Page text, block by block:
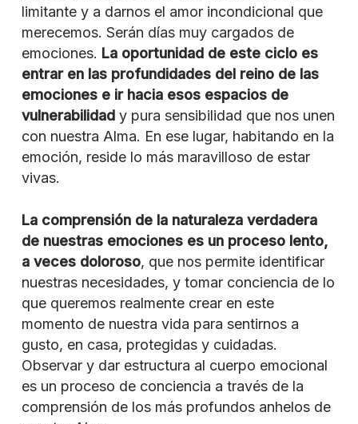
limitante y a darnos el amor incondicional que
merecemos. Serán días muy cargados de
emociones. La oportunidad de este ciclo es
entrar en las profundidades del reino de las
emociones e ir hacia esos espacios de
vulnerabilidady pura sensibilidad que nos unen
con nuestra Alma. En ese lugar, habitando en la
emoción, reside lo más maravilloso de estar
vivas.
La comprensión de la naturaleza verdadera
de nuestras emociones es un proceso lento,
a veces doloroso, que nos permite identificar
nuestras necesidades, y tomar conciencia de lo
que queremos realmente crear en este
momento de nuestra vida para sentirnos a
gusto, en casa, protegidas y cuidadas.
Observar y dar estructura al cuerpo emocional
es un proceso de conciencia a través de la
comprensión de los más profundos anhelos de